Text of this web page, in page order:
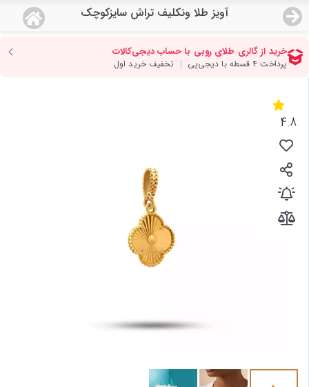
آویز طلا ونکلیف تراش سایزکوچک
منو
صفحه اصلی
دسته بندی محصولات
نمایندگی ها
مجله روبی
درباره ما
4.8